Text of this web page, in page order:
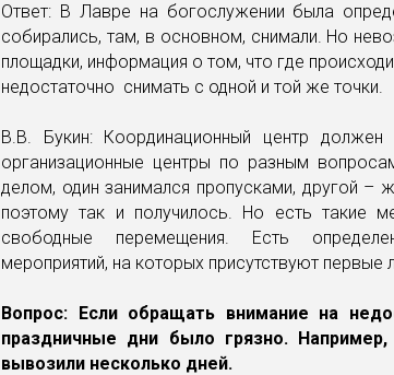
Ответ: В Лавре на богослужении была
собирались, там, в основном, снимали. Но
площадки, информация о том, что где
недостаточно снимать с одной и той же точки.
В.В. Букин: Координационный центр
организационные центры по разным
делом, один занимался пропусками, другой –
поэтому так и получилось. Но есть такие
свободные перемещения. Есть
мероприятий, на которых присутствуют первые
Вопрос: Если обращать внимание на
праздничные дни было грязно.
вывозили несколько дней.